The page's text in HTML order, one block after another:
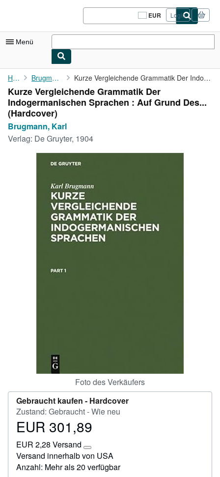
EUR
Seite
der
Login
Menü
Nutzerkonto
Meine Bestellungen
Logout
Detailsuche
Sammlungen
Antiquarische Bücher
Kunst & Sammlerstücke
Verkäufer werden
Home Brugmann, Karl Kurze Vergleichende Grammatik Der Indogermanischen Sprachen : ...
Kurze Vergleichende Grammatik Der
Indogermanischen Sprachen : Auf Grund Des...
(Hardcover)
Brugmann, Karl
Verlag: De Gruyter, 1904
Foto des Verkäufers
Gebraucht kaufen - Hardcover
Zustand: Gebraucht - Wie neu
Preis
301,89
EUR 301,89
EUR 2,28 Versand
Weitere
Informationen
zu
Versandkosten
Versand innerhalb von USA
Anzahl: Mehr als 20 verfügbar